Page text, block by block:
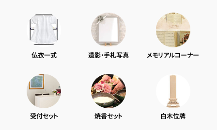
仏衣一式 遺影・手札写真 メモリアルコーナー
受付セット 焼香セット 白木位牌